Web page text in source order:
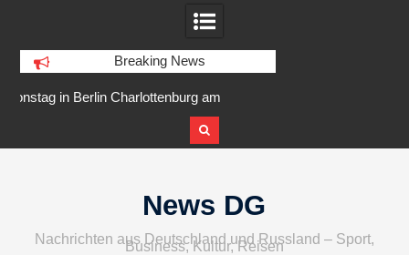
Breaking News
am
IFA 2026 Audio wird größer,
internationaler und vielfältiger
News DG
Nachrichten aus Deutschland und Russland – Sport,
Business, Kultur, Reisen